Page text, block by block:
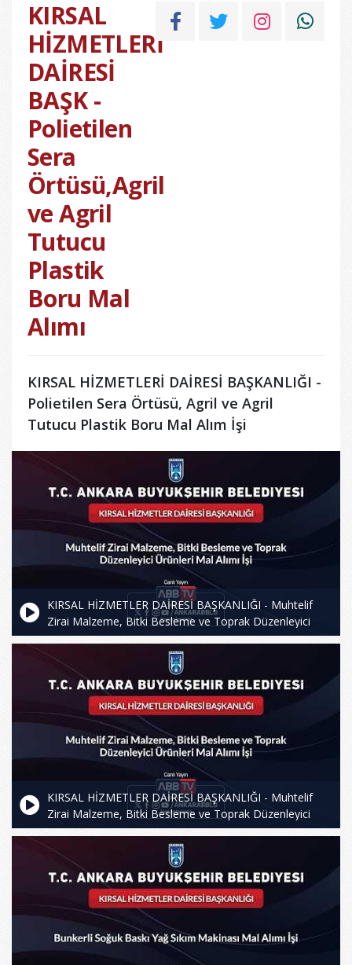
KIRSAL
HİZMETLERİ
DAİRESİ
BAŞK -
Polietilen
Sera
Örtüsü,Agril
ve Agril
Tutucu
Plastik
Boru Mal
Alımı
KIRSAL HİZMETLERİ DAİRESİ BAŞKANLIĞI -
Polietilen Sera Örtüsü, Agril ve Agril
Tutucu Plastik Boru Mal Alım İşi
KIRSAL HİZMETLER DAİRESİ BAŞKANLIĞI - Muhtelif
Zirai Malzeme, Bitki Besleme ve Toprak Düzenleyici
Ürünleri Mal Alımı İşi
KIRSAL HİZMETLER DAİRESİ BAŞKANLIĞI - Muhtelif
Zirai Malzeme, Bitki Besleme ve Toprak Düzenleyici
Ürünleri Mal Alımı İşi